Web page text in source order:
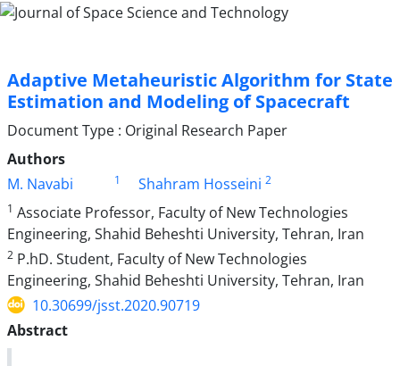
Adaptive Metaheuristic Algorithm for State
Estimation and Modeling of Spacecraft
Document Type : Original Research Paper
Authors
M. Navabi
1 Shahram Hosseini 2
1 Associate Professor, Faculty of New Technologies
Engineering, Shahid Beheshti University, Tehran, Iran
2 P.hD. Student, Faculty of New Technologies
Engineering, Shahid Beheshti University, Tehran, Iran
10.30699/jsst.2020.90719
Abstract